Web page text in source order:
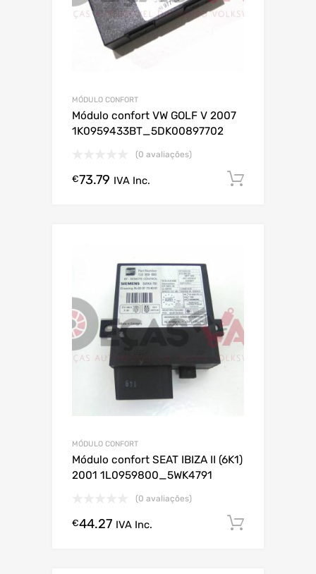
MÓDULO CONFORT
Módulo confort VW GOLF V 2007
1K0959433BT_5DK00897702
(0 avaliações)
€73.79 IVA Inc.
MÓDULO CONFORT
Módulo confort SEAT IBIZA II (6K1)
2001 1L0959800_5WK4791
(0 avaliações)
€44.27 IVA Inc.